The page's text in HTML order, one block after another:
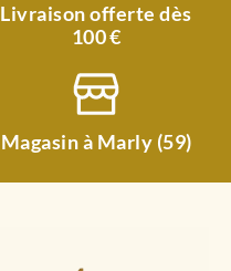
Livraison offerte dès
100 €
Magasin à Marly (59)